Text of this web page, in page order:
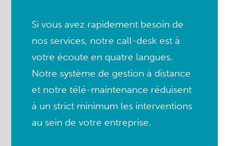
Si vous avez rapidement besoin de
nos services, notre call-desk est à
votre écoute en quatre langues.
Notre système de gestion à distance
et notre télé-maintenance réduisent
à un strict minimum les interventions
au sein de votre entreprise.